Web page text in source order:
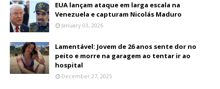
EUA lançam ataque em larga escala na
Venezuela e capturam Nicolás Maduro
January 03, 2026
Lamentável: Jovem de 26 anos sente dor no
peito e morre na garagem ao tentar ir ao
hospital
December 27, 2025